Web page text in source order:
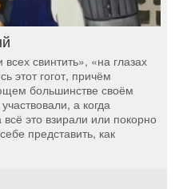
свинтить», «на глазах
этот гогот, причём
большинстве своём
а когда
это взирали или покорно
представить, как